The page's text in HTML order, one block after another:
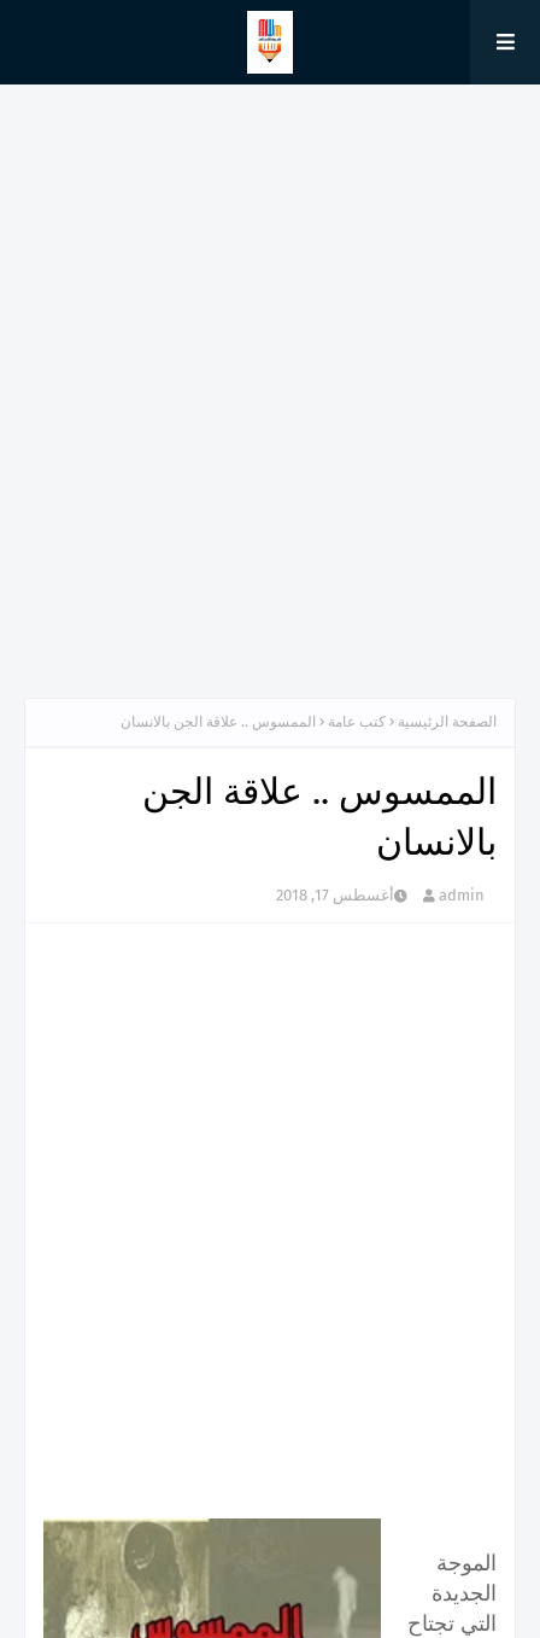
الصفحة الرئيسية كتب عامة الممسوس .. علاقة الجن بالانسان
الممسوس .. علاقة الجن
بالانسان
admin أغسطس 17, 2018
الموجة
الجديدة
التي تجتاح